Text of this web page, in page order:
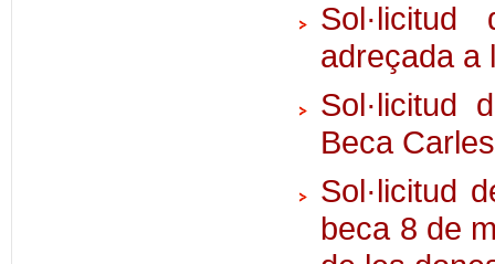
adreçada a
Sol·licitud
Beca
Sol·licitud
beca 8 de